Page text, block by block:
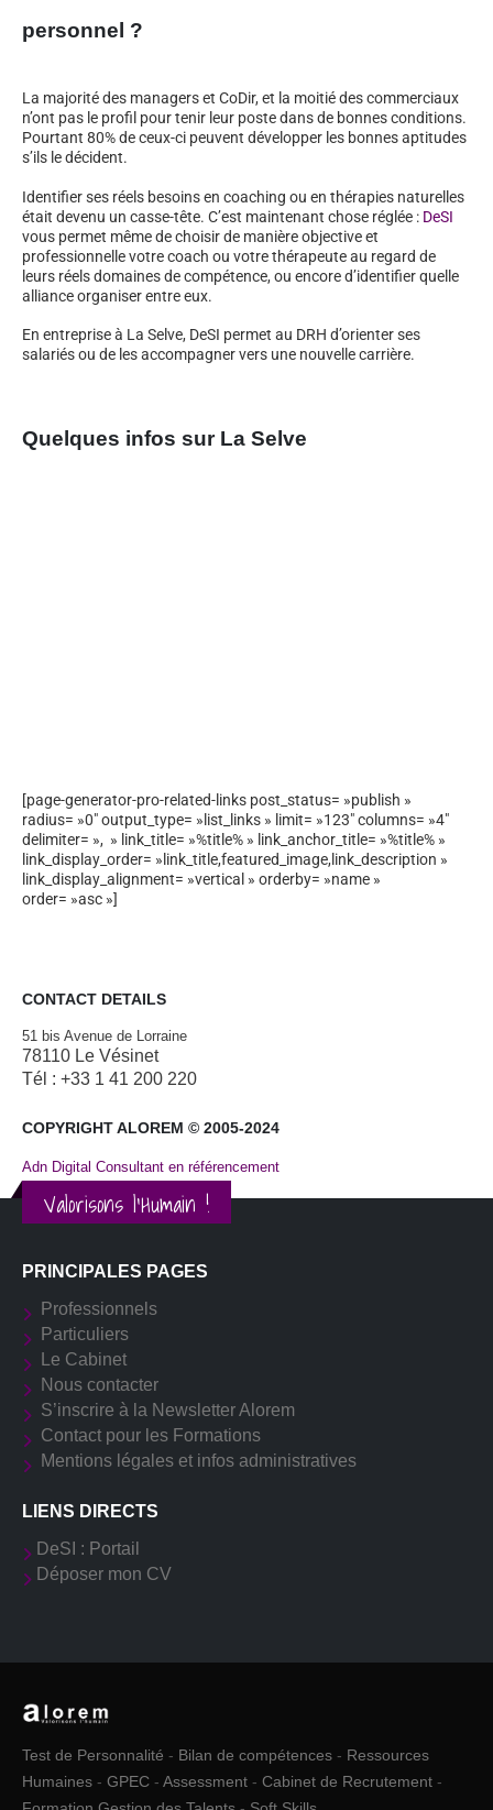
personnel ?
La majorité des managers et CoDir, et la moitié des commerciaux
n’ont pas le profil pour tenir leur poste dans de bonnes conditions.
Pourtant 80% de ceux-ci peuvent développer les bonnes aptitudes
s’ils le décident.
Identifier ses réels besoins en coaching ou en thérapies naturelles
était devenu un casse-tête. C’est maintenant chose réglée : DeSI
vous permet même de choisir de manière objective et
professionnelle votre coach ou votre thérapeute au regard de
leurs réels domaines de compétence, ou encore d’identifier quelle
alliance organiser entre eux.
En entreprise à La Selve, DeSI permet au DRH d’orienter ses
salariés ou de les accompagner vers une nouvelle carrière.
Quelques infos sur La Selve
[page-generator-pro-related-links post_status= »publish »
radius= »0″ output_type= »list_links » limit= »123″ columns= »4″
delimiter= », » link_title= »%title% » link_anchor_title= »%title% »
link_display_order= »link_title,featured_image,link_description »
link_display_alignment= »vertical » orderby= »name »
order= »asc »]
CONTACT DETAILS
51 bis Avenue de Lorraine
78110 Le Vésinet
Tél : +33 1 41 200 220
COPYRIGHT ALOREM © 2005-2024
Adn Digital Consultant en référencement
Valorisons l'Humain !
PRINCIPALES PAGES
Professionnels
Particuliers
Le Cabinet
Nous contacter
S’inscrire à la Newsletter Alorem
Contact pour les Formations
Mentions légales et infos administratives
LIENS DIRECTS
DeSI : Portail
Déposer mon CV
Test de Personnalité - Bilan de compétences - Ressources
Humaines - GPEC - Assessment - Cabinet de Recrutement -